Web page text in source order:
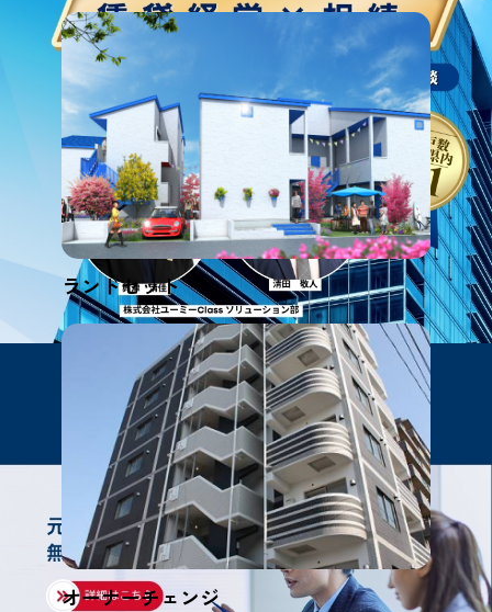
ランドセット
オーナーチェンジ